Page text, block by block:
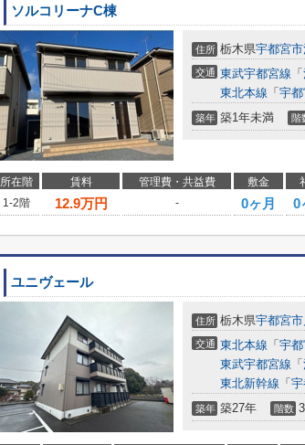
ソルコリーナC棟
住所 栃木県宇都宮市
交通 東武宇都宮線 「
東北本線 「 宇
築年 築1年未満 階
所在階 賃料 管理費・共益費 敷金
1-2階
12.9万円 - 0ヶ月 0
ユニヴェール
住所 栃木県宇都宮市
交通 東北本線 「 宇
東武宇都宮線 「
東北新幹線 「
築年 築27年 階数